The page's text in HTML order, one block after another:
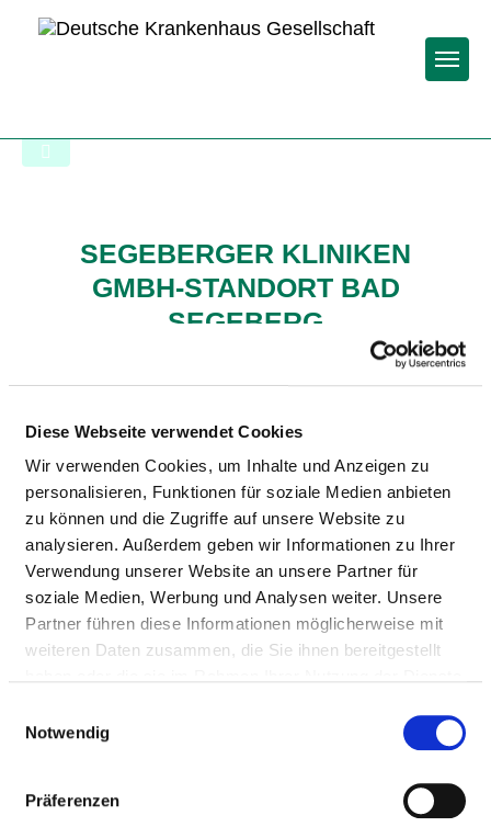
Diese Webseite verwendet Cookies
Wir verwenden Cookies, um Inhalte und Anzeigen zu
personalisieren, Funktionen für soziale Medien anbieten
zu können und die Zugriffe auf unsere Website zu
analysieren. Außerdem geben wir Informationen zu Ihrer
Verwendung unserer Website an unsere Partner für
soziale Medien, Werbung und Analysen weiter. Unsere
Partner führen diese Informationen möglicherweise mit
weiteren Daten zusammen, die Sie ihnen bereitgestellt
Notwendig
Präferenzen
SEGEBERGER KLINIKEN
GMBH-STANDORT BAD
SEGEBERG
RADIOLOGIE UND
NEURORADIOLOGIE
AMBULANTE
BEHANDLUNGSMÖGLICHKEITEN
Ambulanzarzt/-ärztin:
Vor- und nachstationäre